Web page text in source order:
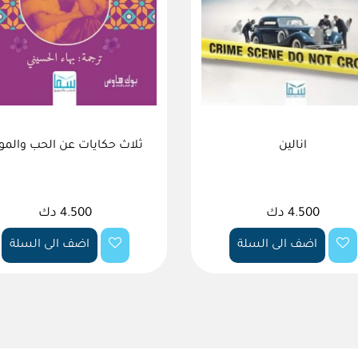
ثلاث حكايات عن الحب
4.500 دك
اضف الى السلة
انالين
4.500 دك
اضف الى السلة